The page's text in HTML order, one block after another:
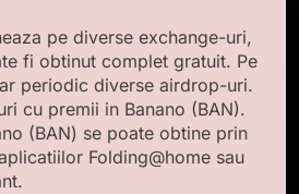
pe diverse exchange-uri,
fi obtinut complet gratuit. Pe
periodic diverse airdrop-uri.
cu premii in Banano (BAN).
(BAN) se poate obtine prin
Folding@home sau